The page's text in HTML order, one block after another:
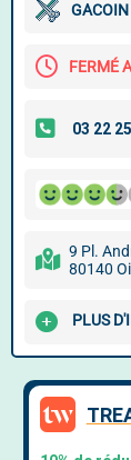
GACOIN
FERMÉ
9 Pl.
80140
PLUS